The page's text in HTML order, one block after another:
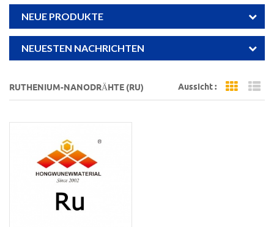
NEUE PRODUKTE
NEUESTEN NACHRICHTEN
RUTHENIUM-NANODRÄHTE (RU) Aussicht : Grid